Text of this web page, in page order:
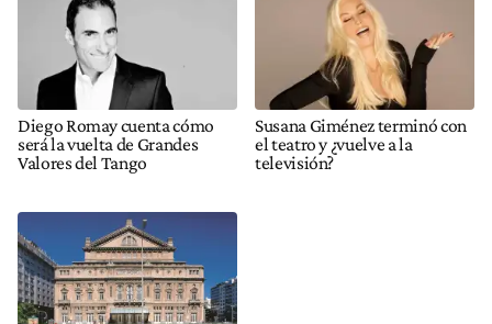
Diego Romay cuenta cómo
será la vuelta de Grandes
Valores del Tango
Susana Giménez terminó con
el teatro y ¿vuelve a la
televisión?